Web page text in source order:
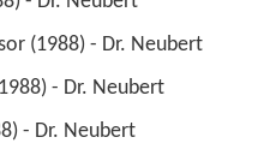
(1988) - Dr. Neubert
- Dr. Neubert
- Dr. Neubert